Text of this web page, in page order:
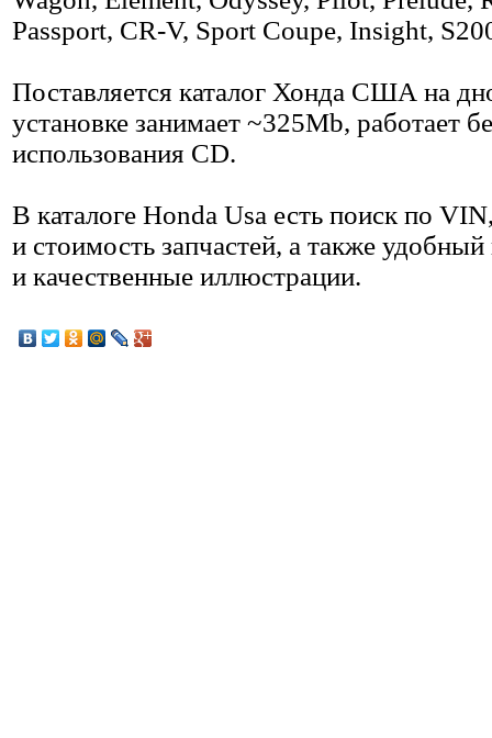
Passport, CR-V, Sport Coupe, Insight,
Поставляется каталог Хонда США на
установке занимает ~325Mb, работает
использования CD.
В каталоге Honda Usa есть поиск по
и стоимость запчастей, а также
и качественные иллюстрации.